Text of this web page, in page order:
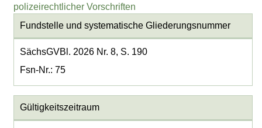
polizeirechtlicher Vorschriften
Fundstelle und systematische Gliederungsnummer
SächsGVBl. 2026 Nr. 8, S. 190
Fsn-Nr.: 75
Gültigkeitszeitraum